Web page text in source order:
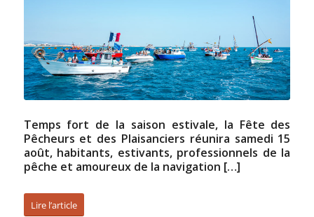
Temps fort de la saison estivale, la Fête des
Pêcheurs et des Plaisanciers réunira samedi 15
août, habitants, estivants, professionnels de la
pêche et amoureux de la navigation […]
Lire l’article